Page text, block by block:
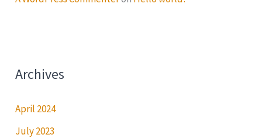
Archives
April 2024
July 2023